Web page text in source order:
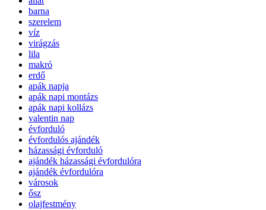
barna
szerelem
víz
virágzás
lila
makró
erdő
apák napja
apák napi montázs
apák napi kollázs
valentin nap
évforduló
évfordulós ajándék
házassági évforduló
ajándék házassági évfordulóra
ajándék évfordulóra
városok
ősz
olajfestmény